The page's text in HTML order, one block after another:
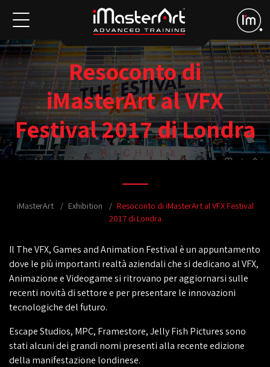
Resoconto di
iMasterArt al VFX
Festival 2017 di Londra
iMasterArt Exhibition
Resoconto di iMasterArt al VFX Festival
2017 di Londra
Il The VFX, Games and Animation Festival è un appuntamento
dove le più importanti realtà aziendali che si dedicano al VFX,
Animazione e Videogame si ritrovano per aggiornarsi sulle
recenti novità di settore e per presentare le innovazioni
tecnologiche del futuro.
Escape Studios, MPC, Framestore, Jelly Fish Pictures sono
stati alcuni dei grandi nomi presenti alla recente edizione
della manifestazione londinese.